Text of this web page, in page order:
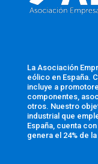
La Asociación
eólico en España.
incluye a
componentes,
otros. Nuestro
industrial que
España, cuenta
genera el 24% de